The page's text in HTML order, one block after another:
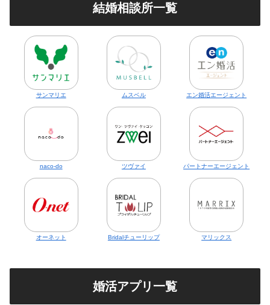
結婚相談所一覧
サンマリエ ムスベル エン婚活エージェント
naco-do ツヴァイ パートナーエージェント
オーネット Bridalチューリップ マリックス
婚活アプリ一覧